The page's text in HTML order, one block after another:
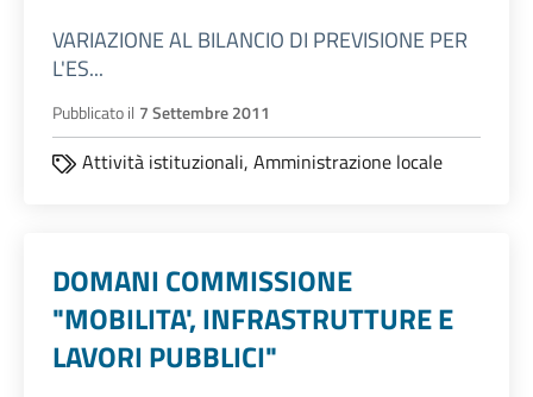
VARIAZIONE AL BILANCIO DI PREVISIONE PER
L'ES...
Pubblicato il 7 Settembre 2011
Attività istituzionali, Amministrazione locale
DOMANI COMMISSIONE
"MOBILITA', INFRASTRUTTURE E
LAVORI PUBBLICI"